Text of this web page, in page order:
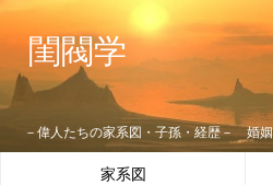
閨閥学
－偉人たちの家系図・子孫・経歴－ 婚
家系図